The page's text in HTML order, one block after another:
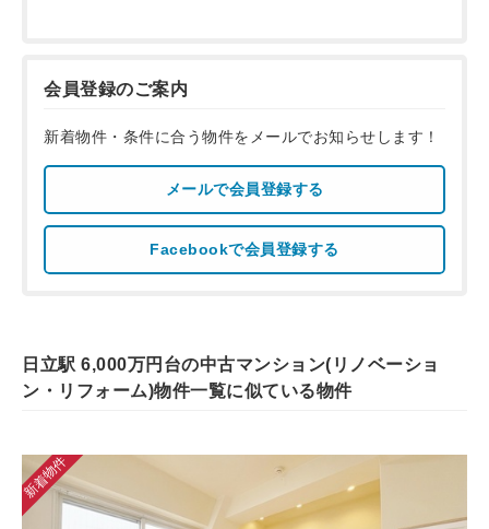
会員登録のご案内
新着物件・条件に合う物件をメールでお知らせします！
メールで会員登録する
Facebookで会員登録する
日立駅 6,000万円台の中古マンション(リノベーショ
ン・リフォーム)物件一覧に似ている物件
新着物件